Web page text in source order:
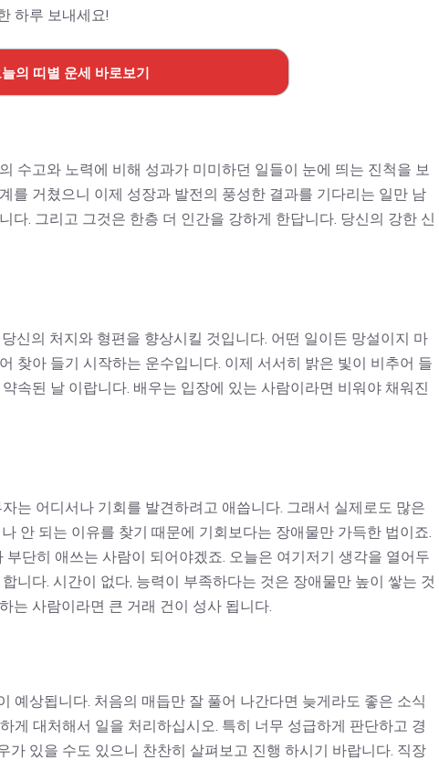
하루 보내세요!
의 띠별 운세 바로보기
수고와 노력에 비해 성과가 미미하던 일들이 눈에 띄는 진척을 보
를 거쳤으니 이제 성장과 발전의 풍성한 결과를 기다리는 일만 남
다. 그리고 그것은 한층 더 인간을 강하게 한답니다. 당신의 강한 신
신의 처지와 형편을 향상시킬 것입니다. 어떤 일이든 망설이지 마
찾아 들기 시작하는 운수입니다. 이제 서서히 밝은 빛이 비추어 들
속된 날 이랍니다. 배우는 입장에 있는 사람이라면 비워야 채워진
는 어디서나 기회를 발견하려고 애씁니다. 그래서 실제로도 많은
안 되는 이유를 찾기 때문에 기회보다는 장애물만 가득한 법이죠.
단히 애쓰는 사람이 되어야겠죠. 오늘은 여기저기 생각을 열어두
니다. 시간이 없다, 능력이 부족하다는 것은 장애물만 높이 쌓는 것
는 사람이라면 큰 거래 건이 성사 됩니다.
예상됩니다. 처음의 매듭만 잘 풀어 나간다면 늦게라도 좋은 소식
게 대처해서 일을 처리하십시오. 특히 너무 성급하게 판단하고 경
있을 수도 있으니 찬찬히 살펴보고 진행 하시기 바랍니다. 직장